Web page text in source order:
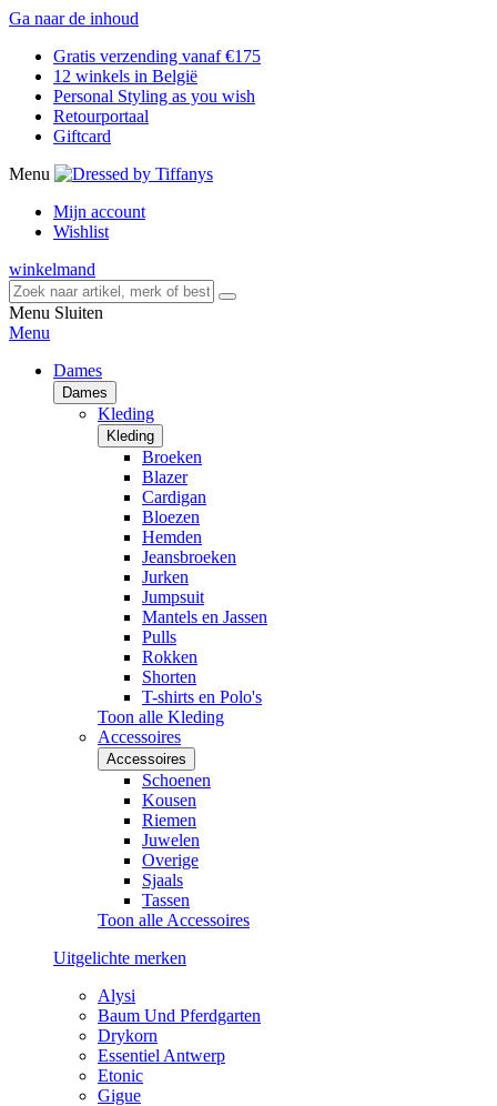
Ga naar de inhoud
Gratis verzending vanaf €175
12 winkels in België
Personal Styling as you wish
Retourportaal
Giftcard
Menu
Mijn account
Wishlist
winkelmand
Menu Sluiten
Menu
Dames
Dames
Kleding
Kleding
Broeken
Blazer
Cardigan
Bloezen
Hemden
Jeansbroeken
Jurken
Jumpsuit
Mantels en Jassen
Pulls
Rokken
Shorten
T-shirts en Polo's
Toon alle Kleding
Accessoires
Accessoires
Schoenen
Kousen
Riemen
Juwelen
Overige
Sjaals
Tassen
Toon alle Accessoires
Uitgelichte merken
Alysi
Baum Und Pferdgarten
Drykorn
Essentiel Antwerp
Etonic
Gigue